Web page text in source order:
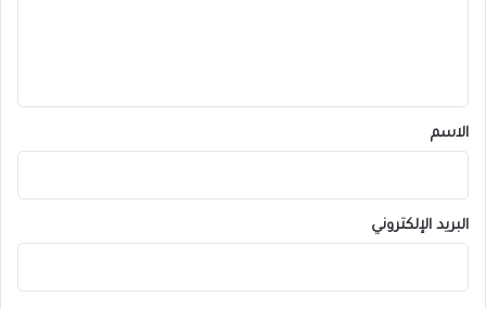
*
الاسم
البريد الإلكتروني